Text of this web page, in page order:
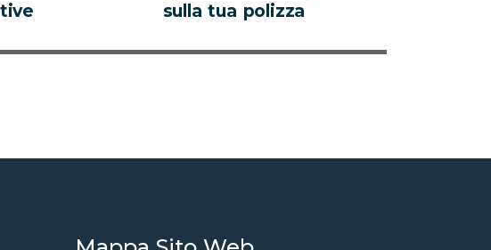
sulla tua polizza